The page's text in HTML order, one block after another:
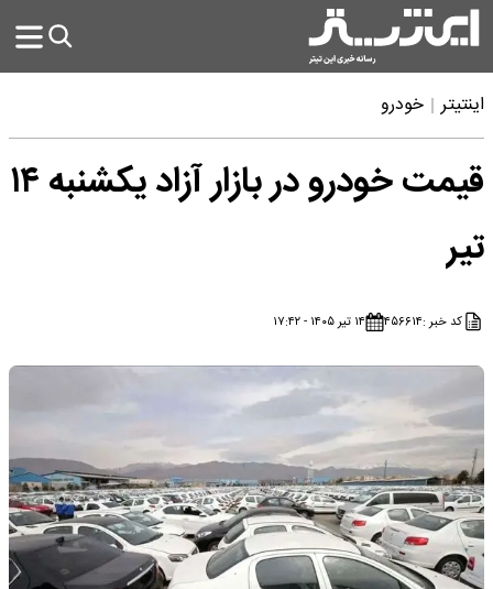
اینتیتر خودرو
قیمت خودرو در بازار آزاد یکشنبه ۱۴
تیر
کد خبر :۴۵۶۶۱۴ ۱۴ تیر ۱۴۰۵ - ۱۷:۴۲